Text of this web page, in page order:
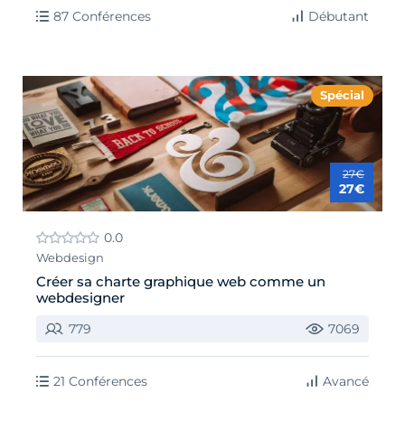
87 Conférences Débutant
Spécial
27€
27€
0.0
Webdesign
Créer sa charte graphique web comme un
webdesigner
779 7069
21 Conférences Avancé